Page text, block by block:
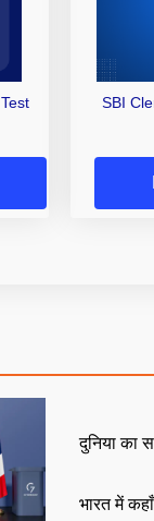
SBI
दुनिया का
भारत में